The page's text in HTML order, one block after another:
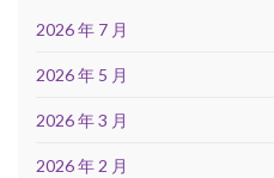
2026 年 7 月
2026 年 5 月
2026 年 3 月
2026 年 2 月